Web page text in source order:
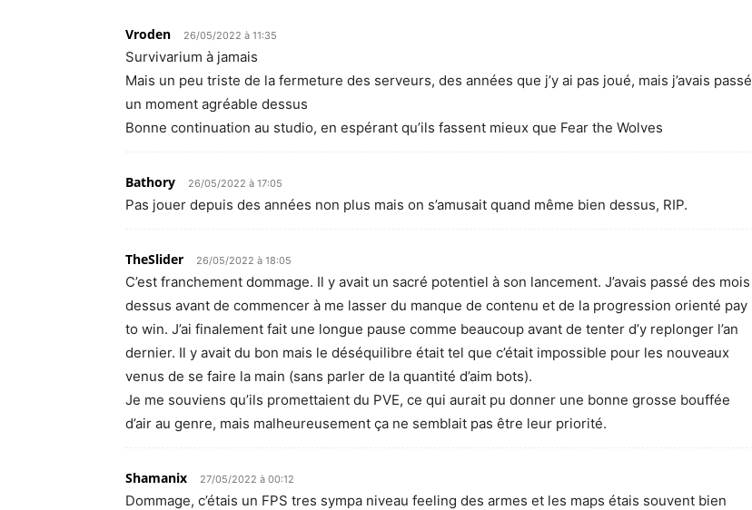
Vroden 26/05/2022 à 11:35
Survivarium à jamais
Mais un peu triste de la fermeture des serveurs, des années que j’y ai pas joué, mais j’avais passé
un moment agréable dessus
Bonne continuation au studio, en espérant qu’ils fassent mieux que Fear the Wolves
Bathory 26/05/2022 à 17:05
Pas jouer depuis des années non plus mais on s’amusait quand même bien dessus, RIP.
TheSlider 26/05/2022 à 18:05
C’est franchement dommage. Il y avait un sacré potentiel à son lancement. J’avais passé des mois
dessus avant de commencer à me lasser du manque de contenu et de la progression orienté pay
to win. J’ai finalement fait une longue pause comme beaucoup avant de tenter d’y replonger l’an
dernier. Il y avait du bon mais le déséquilibre était tel que c’était impossible pour les nouveaux
venus de se faire la main (sans parler de la quantité d’aim bots).
Je me souviens qu’ils promettaient du PVE, ce qui aurait pu donner une bonne grosse bouffée
d’air au genre, mais malheureusement ça ne semblait pas être leur priorité.
Shamanix 27/05/2022 à 00:12
Dommage, c’étais un FPS tres sympa niveau feeling des armes et les maps étais souvent bien